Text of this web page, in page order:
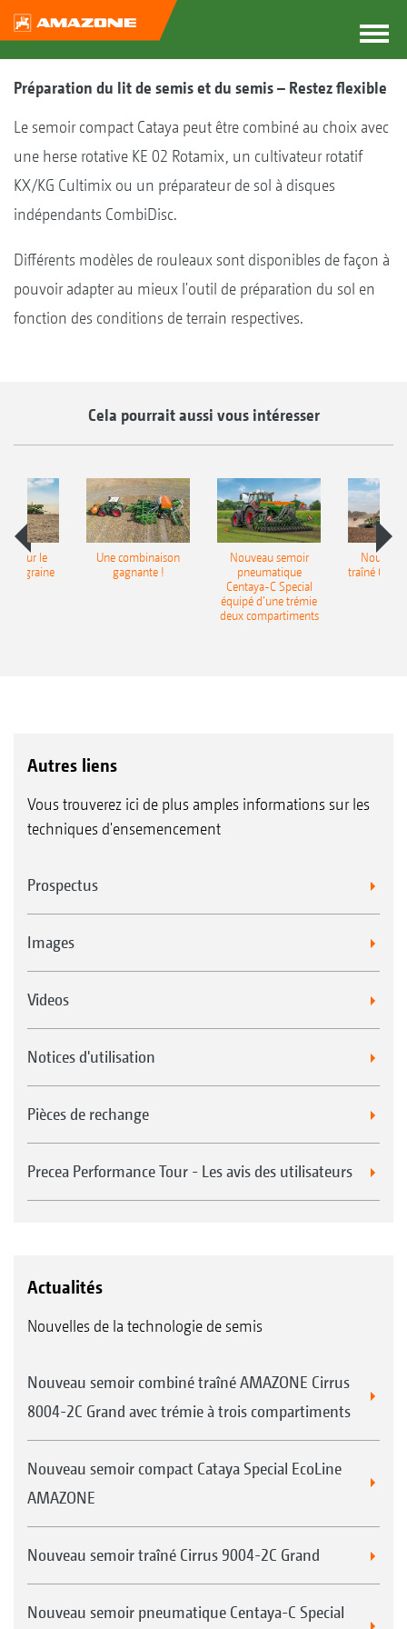
Préparation du lit de semis et du semis – Restez flexible
Le semoir compact Cataya peut être combiné au choix avec
une herse rotative KE 02 Rotamix, un cultivateur rotatif
KX/KG Cultimix ou un préparateur de sol à disques
indépendants CombiDisc.
Différents modèles de rouleaux sont disponibles de façon à
pouvoir adapter au mieux l'outil de préparation du sol en
fonction des conditions de terrain respectives.
Cela pourrait aussi vous intéresser
pour le
Une combinaison
gagnante !
Nouveau semoir
pneumatique
Centaya-C Special
équipé d’une trémie
deux compartiments
traîné
Autres liens
Vous trouverez ici de plus amples informations sur les
techniques d'ensemencement
Prospectus
Images
Videos
Notices d'utilisation
Pièces de rechange
Precea Performance Tour - Les avis des utilisateurs
Actualités
Nouvelles de la technologie de semis
Nouveau semoir combiné traîné AMAZONE Cirrus
8004-2C Grand avec trémie à trois compartiments
Nouveau semoir compact Cataya Special EcoLine
AMAZONE
Nouveau semoir traîné Cirrus 9004-2C Grand
Nouveau semoir pneumatique Centaya-C Special